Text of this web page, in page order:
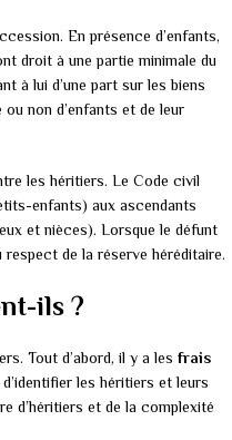
En présence d’enfants,
droit à une partie minimale du
à lui d’une part sur les biens
non d’enfants et de leur
les héritiers. Le Code civil
enfants) aux ascendants
et nièces). Lorsque le défunt
de la réserve héréditaire.
ils ?
Tout d’abord, il y a les frais
les héritiers et leurs
d’héritiers et de la complexité